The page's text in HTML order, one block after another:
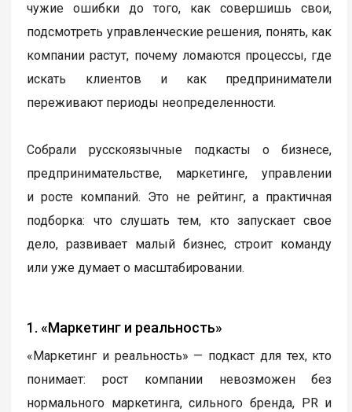
чужие ошибки до того, как совершишь свои,
подсмотреть управленческие решения, понять, как
компании растут, почему ломаются процессы, где
искать клиентов и как предприниматели
переживают периоды неопределенности.
Собрали русскоязычные подкасты о бизнесе,
предпринимательстве, маркетинге, управлении
и росте компаний. Это не рейтинг, а практичная
подборка: что слушать тем, кто запускает свое
дело, развивает малый бизнес, строит команду
или уже думает о масштабировании.
1. «Маркетинг и реальность»
«Маркетинг и реальность» — подкаст для тех, кто
понимает: рост компании невозможен без
нормального маркетинга, сильного бренда, PR и